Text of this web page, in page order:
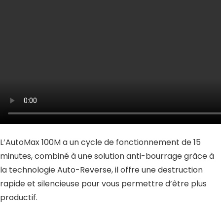
L’AutoMax 100M a un cycle de fonctionnement de 15
minutes, combiné à une solution anti-bourrage grâce à
la technologie Auto-Reverse, il offre une destruction
rapide et silencieuse pour vous permettre d’être plus
productif.